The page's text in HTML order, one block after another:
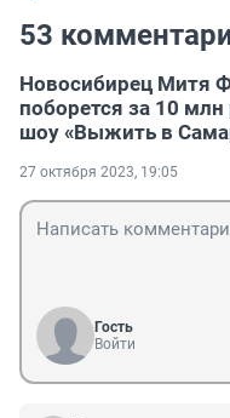
53
Новосибирец Митя
поборется за 10 млн
шоу «Выжить в
27 октября 2023, 19:05
Гость
Войти